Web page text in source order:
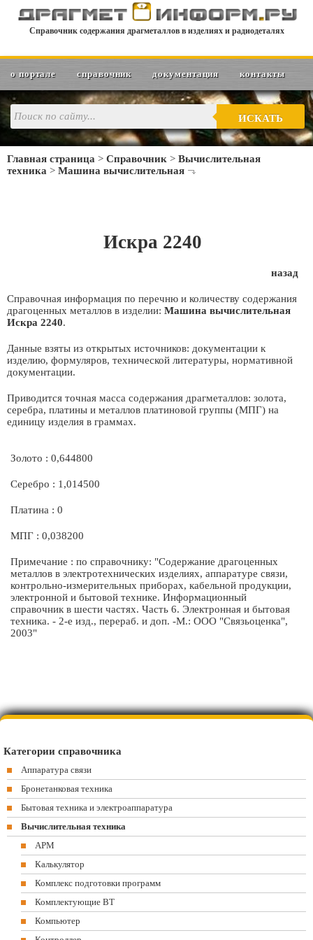
Справочник содержания драгметаллов в изделиях и радиодеталях
о портале справочник документация контакты
ИСКАТЬ
Главная страница > Справочник > Вычислительная
техника > Машина вычислительная
Искра 2240
назад
Справочная информация по перечню и количеству содержания
драгоценных металлов в изделии: Машина вычислительная
Искра 2240.
Данные взяты из открытых источников: документации к
изделию, формуляров, технической литературы, нормативной
документации.
Приводится точная масса содержания драгметаллов: золота,
серебра, платины и металлов платиновой группы (МПГ) на
единицу изделия в граммах.
Золото : 0,644800
Серебро : 1,014500
Платина : 0
МПГ : 0,038200
Примечание : по справочнику: "Содержание драгоценных
металлов в электротехнических изделиях, аппаратуре связи,
контрольно-измерительных приборах, кабельной продукции,
электронной и бытовой технике. Информационный
справочник в шести частях. Часть 6. Электронная и бытовая
техника. - 2-е изд., перераб. и доп. -М.: ООО "Связьоценка",
2003"
Категории справочника
Аппаратура связи
Бронетанковая техника
Бытовая техника и электроаппаратура
Вычислительная техника
АРМ
Калькулятор
Комплекс подготовки программ
Комплектующие ВТ
Компьютер